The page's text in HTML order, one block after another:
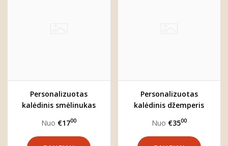
Personalizuotas
kalėdinis smėlinukas
Nuo €1700
Personalizuotas
kalėdinis džemperis
Nuo €3500